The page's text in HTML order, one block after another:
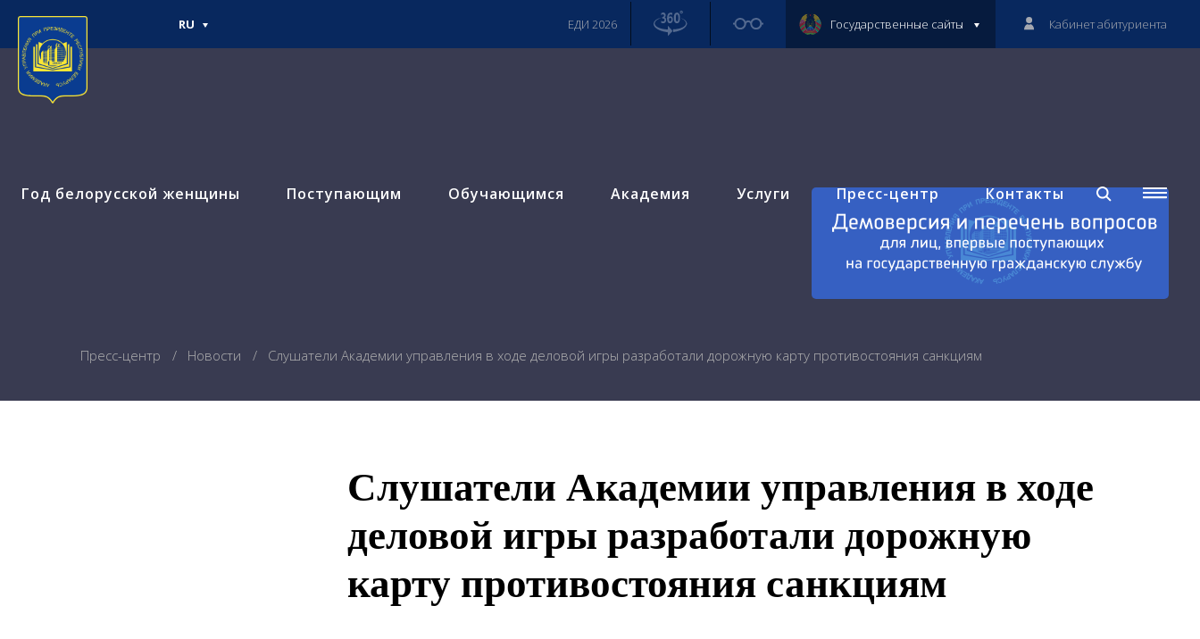
Год белорусской женщины Поступающим Обучающимся Академия Услуги Пресс-центр Контакты
RU ЕДИ 2026 Государственные сайты Кабинет абитуриента
Пресс-центр Новости Слушатели Академии управления в ходе деловой игры разработали дорожную карту противостояния санкциям
Слушатели Академии управления в ходе
деловой игры разработали дорожную
карту противостояния санкциям